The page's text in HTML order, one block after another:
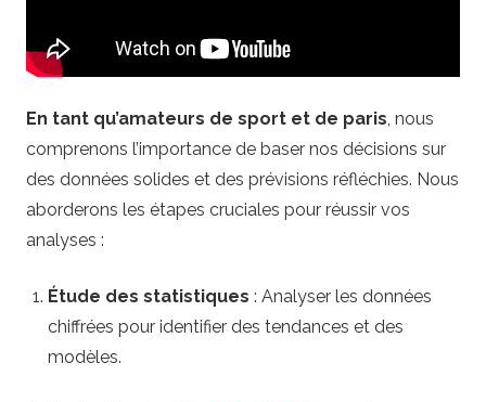
r
i
s
p
o
r
En tant qu’amateurs de sport et de paris, nous
comprenons l’importance de baser nos décisions sur
des données solides et des prévisions réfléchies. Nous
aborderons les étapes cruciales pour réussir vos
analyses :
Étude des statistiques : Analyser les données
chiffrées pour identifier des tendances et des
modèles.